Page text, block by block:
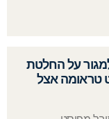
על החלטת
טראומה אצל